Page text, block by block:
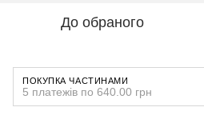
До обраного
ПОКУПКА ЧАСТИНАМИ
5 платежів по 640.00 грн